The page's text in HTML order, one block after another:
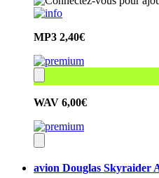
MP3 2,40€
WAV 6,00€
avion Douglas Skyraider